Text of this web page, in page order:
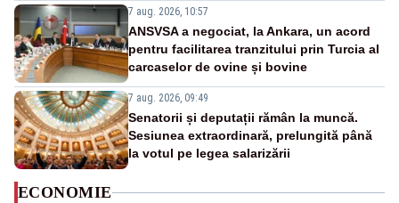
7 aug. 2026, 10:57
ANSVSA a negociat, la Ankara, un acord
pentru facilitarea tranzitului prin Turcia al
carcaselor de ovine și bovine
7 aug. 2026, 09:49
Senatorii și deputații rămân la muncă.
Sesiunea extraordinară, prelungită până
la votul pe legea salarizării
ECONOMIE